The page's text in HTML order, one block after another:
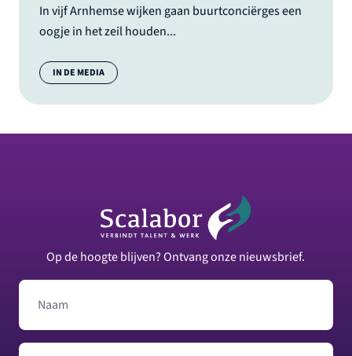
In vijf Arnhemse wijken gaan buurtconciërges een
oogje in het zeil houden...
Categorie:
IN DE MEDIA
Op de hoogte blijven? Ontvang onze nieuwsbrief.
Naam